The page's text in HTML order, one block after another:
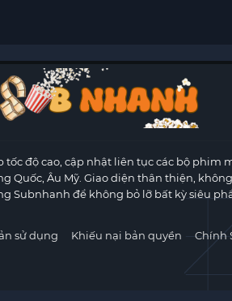
độ cao, cập nhật liên tục các bộ
Quốc, Âu Mỹ. Giao diện thân thiện,
Subnhanh để không bỏ lỡ bất kỳ siêu
sử dụng Khiếu nại bản quyền Chính